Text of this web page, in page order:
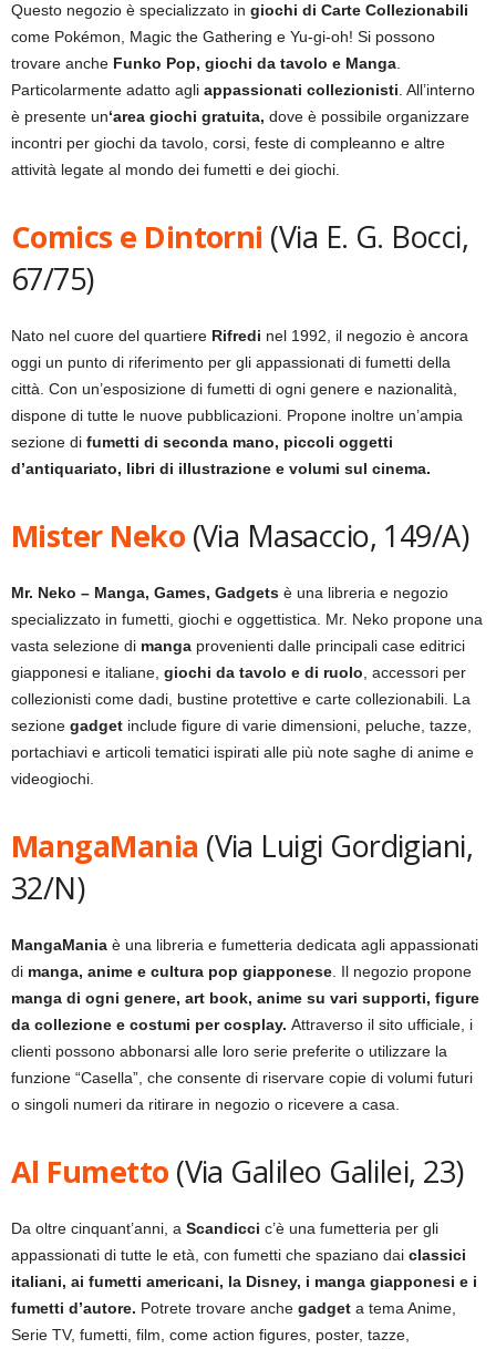
Questo negozio è specializzato in giochi di Carte Collezionabili
come Pokémon, Magic the Gathering e Yu-gi-oh! Si possono
trovare anche Funko Pop, giochi da tavolo e Manga.
Particolarmente adatto agli appassionati collezionisti. All’interno
è presente un‘area giochi gratuita, dove è possibile organizzare
incontri per giochi da tavolo, corsi, feste di compleanno e altre
attività legate al mondo dei fumetti e dei giochi.
Comics e Dintorni (Via E. G. Bocci,
67/75)
Nato nel cuore del quartiere Rifredi nel 1992, il negozio è ancora
oggi un punto di riferimento per gli appassionati di fumetti della
città. Con un’esposizione di fumetti di ogni genere e nazionalità,
dispone di tutte le nuove pubblicazioni. Propone inoltre un’ampia
sezione di fumetti di seconda mano, piccoli oggetti
d’antiquariato, libri di illustrazione e volumi sul cinema.
Mister Neko (Via Masaccio, 149/A)
Mr. Neko – Manga, Games, Gadgets è una libreria e negozio
specializzato in fumetti, giochi e oggettistica. Mr. Neko propone una
vasta selezione di manga provenienti dalle principali case editrici
giapponesi e italiane, giochi da tavolo e di ruolo, accessori per
collezionisti come dadi, bustine protettive e carte collezionabili. La
sezione gadget include figure di varie dimensioni, peluche, tazze,
portachiavi e articoli tematici ispirati alle più note saghe di anime e
videogiochi.
MangaMania (Via Luigi Gordigiani,
32/N)
MangaMania è una libreria e fumetteria dedicata agli appassionati
di manga, anime e cultura pop giapponese. Il negozio propone
manga di ogni genere, art book, anime su vari supporti, figure
da collezione e costumi per cosplay. Attraverso il sito ufficiale, i
clienti possono abbonarsi alle loro serie preferite o utilizzare la
funzione “Casella”, che consente di riservare copie di volumi futuri
o singoli numeri da ritirare in negozio o ricevere a casa.
Al Fumetto (Via Galileo Galilei, 23)
Da oltre cinquant’anni, a Scandicci c’è una fumetteria per gli
appassionati di tutte le età, con fumetti che spaziano dai classici
italiani, ai fumetti americani, la Disney, i manga giapponesi e i
fumetti d’autore. Potrete trovare anche gadget a tema Anime,
Serie TV, fumetti, film, come action figures, poster, tazze,